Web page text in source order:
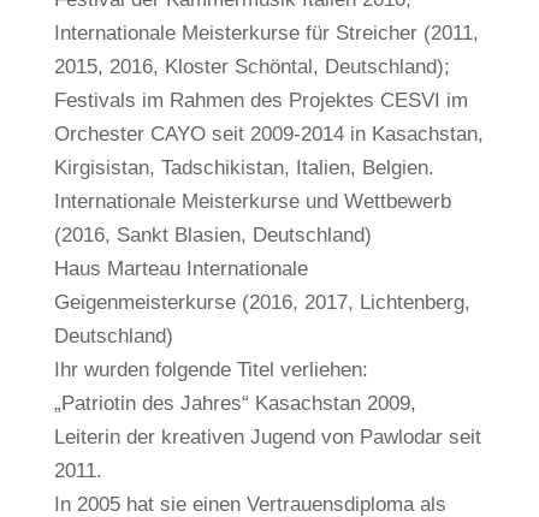
Internationale Meisterkurse für Streicher (2011,
2015, 2016, Kloster Schöntal, Deutschland);
Festivals im Rahmen des Projektes CESVI im
Orchester CAYO seit 2009-2014 in Kasachstan,
Kirgisistan, Tadschikistan, Italien, Belgien.
Internationale Meisterkurse und Wettbewerb
(2016, Sankt Blasien, Deutschland)
Haus Marteau Internationale
Geigenmeisterkurse (2016, 2017, Lichtenberg,
Deutschland)
Ihr wurden folgende Titel verliehen:
„Patriotin des Jahres“ Kasachstan 2009,
Leiterin der kreativen Jugend von Pawlodar seit
2011.
In 2005 hat sie einen Vertrauensdiploma als